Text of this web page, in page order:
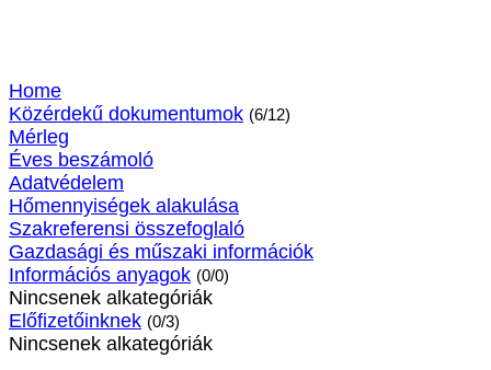
Home
Közérdekű dokumentumok (6/12)
Mérleg
Éves beszámoló
Adatvédelem
Hőmennyiségek alakulása
Szakreferensi összefoglaló
Gazdasági és műszaki információk
Információs anyagok (0/0)
Nincsenek alkategóriák
Előfizetőinknek (0/3)
Nincsenek alkategóriák